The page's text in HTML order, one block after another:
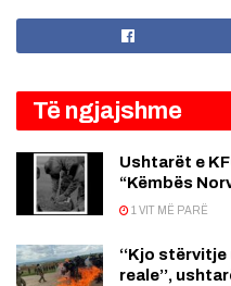
Të ngjajshme
Ushtarët e
“Këmbës
1 VIT MË PARË
‘‘Kjo
reale’’,